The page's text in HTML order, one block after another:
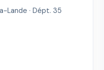
Lande · Dépt. 35